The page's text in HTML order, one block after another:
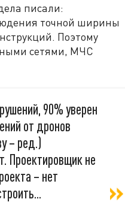
писали:
точной ширины
Поэтому
сетями, МЧС
90% уверен
от дронов
– ред.)
Проектировщик не
– нет